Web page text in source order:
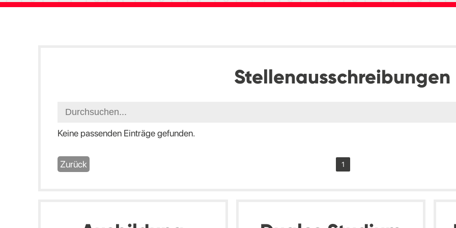
Stellenausschreibungen
Keine passenden Einträge gefunden.
Zurück 1